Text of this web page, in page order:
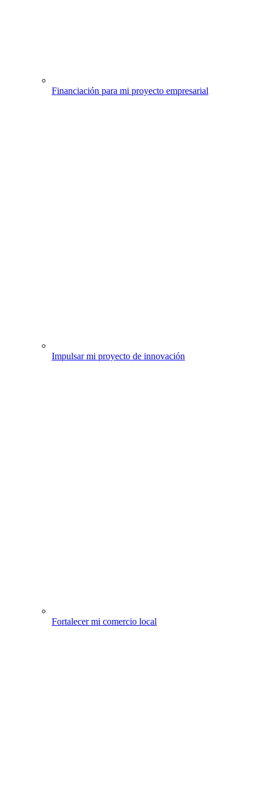
Financiación para mi proyecto empresarial
Impulsar mi proyecto de innovación
Fortalecer mi comercio local